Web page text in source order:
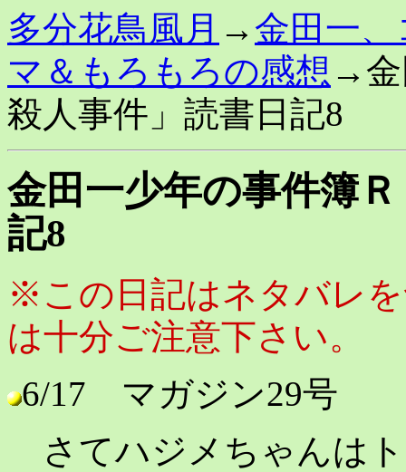
多分花鳥風月 → 金田一
マ＆もろもろの感想 →金
殺人事件」読書日記8
金田一少年の事件簿
記8
※この日記はネタバレ
は十分ご注意下さい。
6/17 マガジン29号
さてハジメちゃんは